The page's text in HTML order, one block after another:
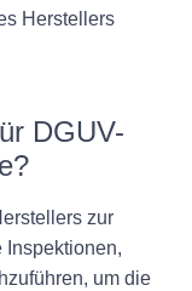
Herstellers
DGUV-
zur
Inspektionen,
um die